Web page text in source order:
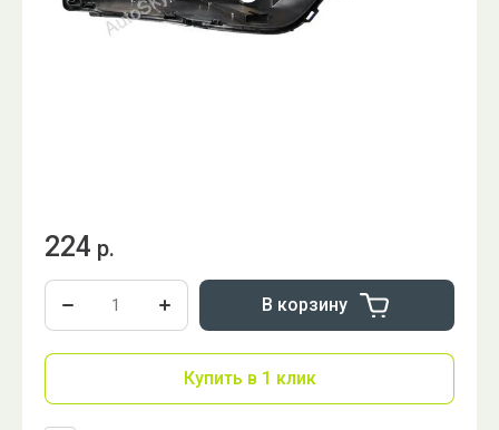
224 р.
В корзину
Купить в 1 клик